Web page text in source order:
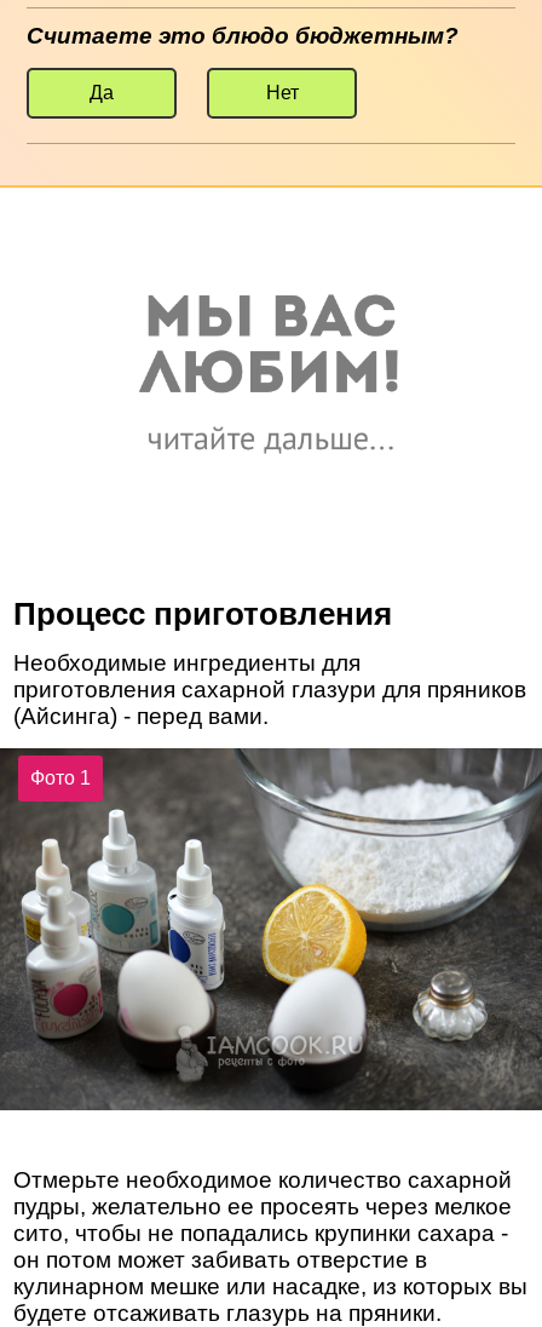
Считаете это блюдо бюджетным?
Да Нет
Процесс приготовления
Необходимые ингредиенты для
приготовления сахарной глазури для пряников
(Айсинга) - перед вами.
Фото 1
Отмерьте необходимое количество сахарной
пудры, желательно ее просеять через мелкое
сито, чтобы не попадались крупинки сахара -
он потом может забивать отверстие в
кулинарном мешке или насадке, из которых вы
будете отсаживать глазурь на пряники.